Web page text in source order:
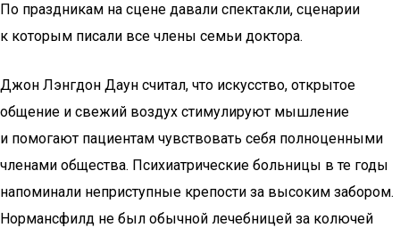
По праздникам на сцене давали спектакли, сценарии
к которым писали все члены семьи доктора.
Джон Лэнгдон Даун считал, что искусство, открытое
общение и свежий воздух стимулируют мышление
и помогают пациентам чувствовать себя полноценными
членами общества. Психиатрические больницы в те годы
напоминали неприступные крепости за высоким забором.
Нормансфилд не был обычной лечебницей за колючей